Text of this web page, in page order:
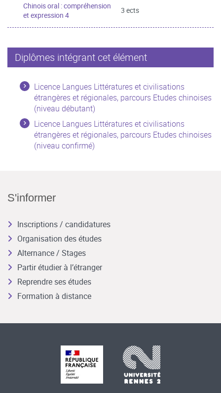
Chinois oral : compréhension
et expression 4
3 ects
Diplômes intégrant cet élément
Licence Langues Littératures et civilisations
étrangères et régionales, parcours Etudes chinoises
(niveau débutant)
Licence Langues Littératures et civilisations
étrangères et régionales, parcours Etudes chinoises
(niveau confirmé)
S'informer
Inscriptions / candidatures
Organisation des études
Alternance / Stages
Partir étudier à l’étranger
Reprendre ses études
Formation à distance